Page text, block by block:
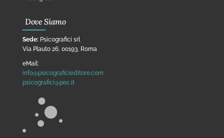
Dove Siamo
Sede: Psicografici srl
Via Plauto 26, 00193, Roma
eMail:
info@psicograficieditore.com
psicografici@pec.it